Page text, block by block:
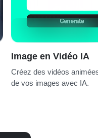
Image en Vidéo IA
Créez des vidéos
de vos images avec IA.